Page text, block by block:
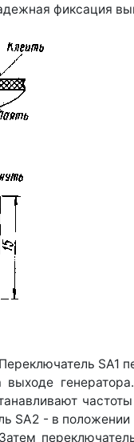
фиксация
SA1
частоты
SA2 - в